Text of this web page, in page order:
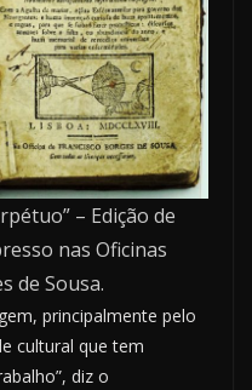
– Edição de
nas Oficinas
de Sousa.
principalmente pelo
cultural que tem
diz o